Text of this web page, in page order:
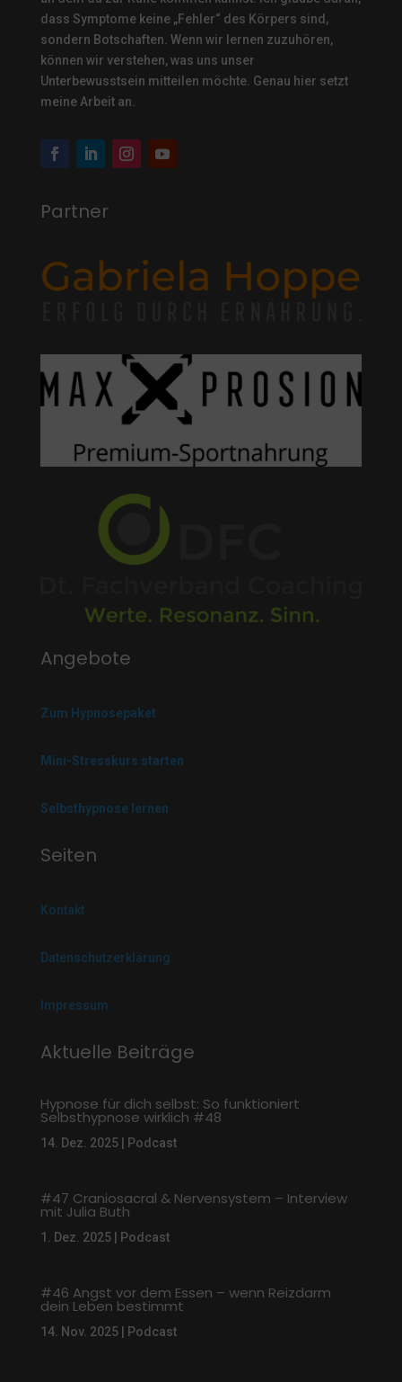
dass Symptome keine „Fehler“ des Körpers sind,
sondern Botschaften. Wenn wir lernen zuzuhören,
können wir verstehen, was uns unser
Unterbewusstsein mitteilen möchte. Genau hier setzt
meine Arbeit an.
Partner
Angebote
Zum Hypnosepaket
Mini-Stresskurs starten
Selbsthypnose lernen
Seiten
Kontakt
Datenschutzerklärung
Impressum
Aktuelle Beiträge
Hypnose für dich selbst: So funktioniert
Selbsthypnose wirklich #48
14. Dez. 2025| Podcast
#47 Craniosacral & Nervensystem – Interview
mit Julia Buth
1. Dez. 2025| Podcast
#46 Angst vor dem Essen – wenn Reizdarm
dein Leben bestimmt
14. Nov. 2025| Podcast